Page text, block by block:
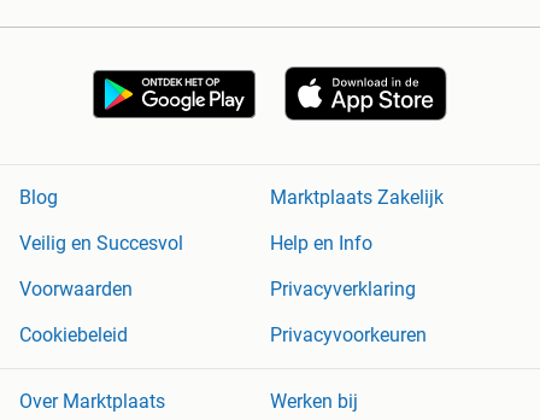
Blog
Marktplaats Zakelijk
Veilig en Succesvol
Help en Info
Voorwaarden
Privacyverklaring
Cookiebeleid
Privacyvoorkeuren
Over Marktplaats Werken bij